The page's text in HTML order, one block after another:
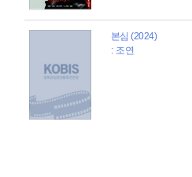
본심 (2024)
: 조연